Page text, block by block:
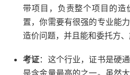
带项目，负责整个项目的造
置，你需要有很强的专业能
造价问题，并且能和委托方、
考证：这个行业，证书是硬
是含金量最高的之一。虽然